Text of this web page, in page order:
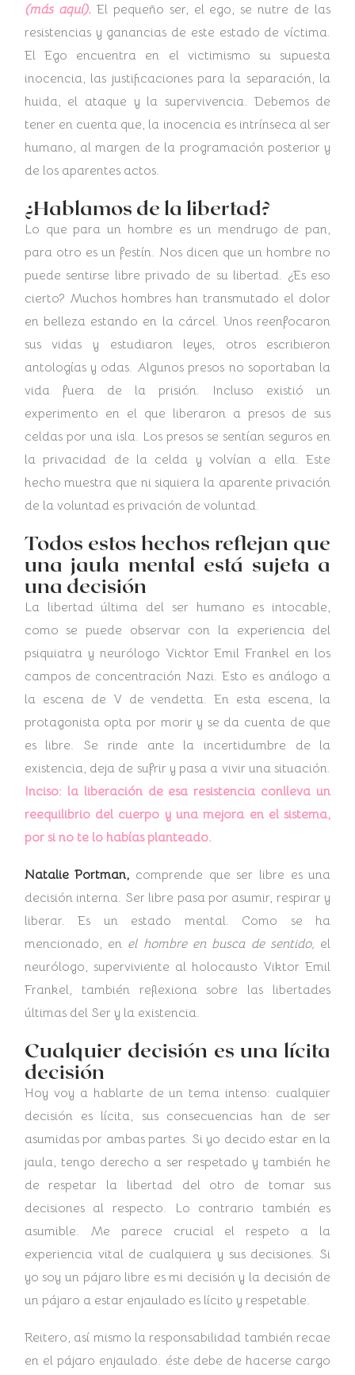
(más aquí).El pequeño ser, el ego, se nutre de las
resistencias y ganancias de este estado de víctima.
El Ego encuentra en el victimismo su supuesta
inocencia, las justificaciones para la separación, la
huida, el ataque y la supervivencia. Debemos de
tener en cuenta que, la inocencia es intrínseca al ser
humano, al margen de la programación posterior y
de los aparentes actos.
¿Hablamos de la libertad?
Lo que para un hombre es un mendrugo de pan,
para otro es un festín. Nos dicen que un hombre no
puede sentirse libre privado de su libertad. ¿Es eso
cierto? Muchos hombres han transmutado el dolor
en belleza estando en la cárcel. Unos reenfocaron
sus vidas y estudiaron leyes, otros escribieron
antologías y odas. Algunos presos no soportaban la
vida fuera de la prisión. Incluso existió un
experimento en el que liberaron a presos de sus
celdas por una isla. Los presos se sentían seguros en
la privacidad de la celda y volvían a ella. Este
hecho muestra que ni siquiera la aparente privación
de la voluntad es privación de voluntad.
Todos estos hechos reflejan que
una jaula mental está sujeta a
una decisión
La libertad última del ser humano es intocable,
como se puede observar con la experiencia del
psiquiatra y neurólogo Vicktor Emil Frankel en los
campos de concentración Nazi. Esto es análogo a
la escena de V de vendetta. En esta escena, la
protagonista opta por morir y se da cuenta de que
es libre. Se rinde ante la incertidumbre de la
existencia, deja de sufrir y pasa a vivir una situación.
Inciso: la liberación de esa resistencia conlleva un
reequilibrio del cuerpo y una mejora en el sistema,
por si no te lo habías planteado.
Natalie Portman, comprende que ser libre es una
decisión interna. Ser libre pasa por asumir, respirar y
liberar. Es un estado mental. Como se ha
mencionado, en el hombre en busca de sentido, el
neurólogo, superviviente al holocausto Viktor Emil
Frankel, también reflexiona sobre las libertades
últimas del Ser y la existencia.
Cualquier decisión es una lícita
decisión
Hoy voy a hablarte de un tema intenso: cualquier
decisión es lícita, sus consecuencias han de ser
asumidas por ambas partes. Si yo decido estar en la
jaula, tengo derecho a ser respetado y también he
de respetar la libertad del otro de tomar sus
decisiones al respecto. Lo contrario también es
asumible. Me parece crucial el respeto a la
experiencia vital de cualquiera y sus decisiones. Si
yo soy un pájaro libre es mi decisión y la decisión de
un pájaro a estar enjaulado es lícito y respetable.
Reitero, así mismo la responsabilidad también recae
en el pájaro enjaulado. éste debe de hacerse cargo